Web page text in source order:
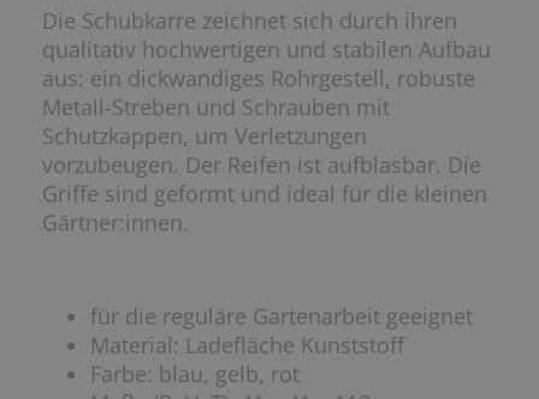
Die Schubkarre zeichnet sich durch ihren
qualitativ hochwertigen und stabilen Aufbau
aus: ein dickwandiges Rohrgestell, robuste
Metall-Streben und Schrauben mit
Schutzkappen, um Verletzungen
vorzubeugen. Der Reifen ist aufblasbar. Die
Griffe sind geformt und ideal für die kleinen
Gärtner:innen.
für die reguläre Gartenarbeit geeignet
Material: Ladefläche Kunststoff
Farbe: blau, gelb, rot